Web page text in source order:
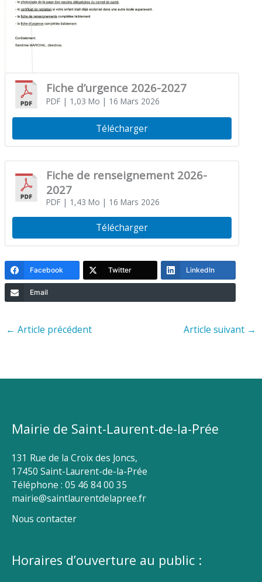
Fiche d’urgence 2026-2027
PDF| 1,03 Mo | 16 Mars 2026
Télécharger
Fiche de renseignement 2026-
2027
PDF| 1,43 Mo | 16 Mars 2026
Télécharger
Facebook Twitter LinkedIn
Email
← Article précédent Article suivant →
Mairie de Saint-Laurent-de-la-Prée
131 Rue de la Croix des Joncs,
17450 Saint-Laurent-de-la-Prée
Téléphone : 05 46 84 00 35
mairie@saintlaurentdelapree.fr
Nous contacter
Horaires d’ouverture au public :